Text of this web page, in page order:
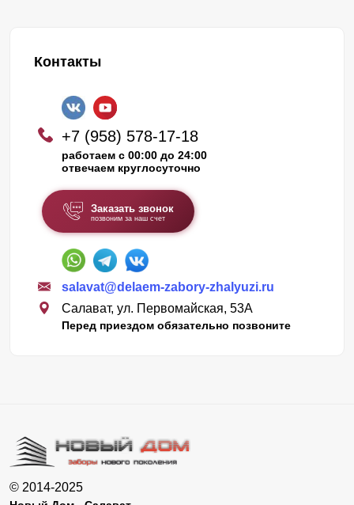
Контакты
+7 (958) 578-17-18
работаем с 00:00 до 24:00
отвечаем круглосуточно
Заказать звонок
позвоним за наш счет
salavat@delaem-zabory-zhalyuzi.ru
Салават, ул. Первомайская, 53А
Перед приездом обязательно позвоните
© 2014-2025